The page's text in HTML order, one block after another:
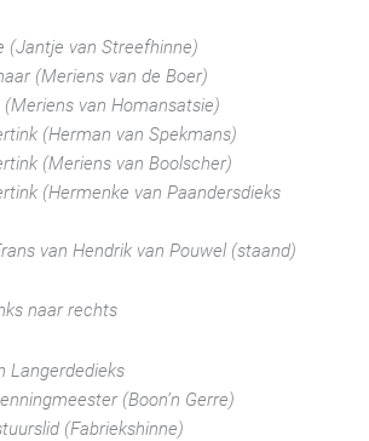
(Jantje van Streefhinne)
(Meriens van de Boer)
van Homansatsie)
(Herman van Spekmans)
(Meriens van Boolscher)
(Hermenke van Paandersdieks
van Hendrik van Pouwel (staand)
naar rechts
Langerdedieks
(Boon’n Gerre)
(Fabriekshinne)